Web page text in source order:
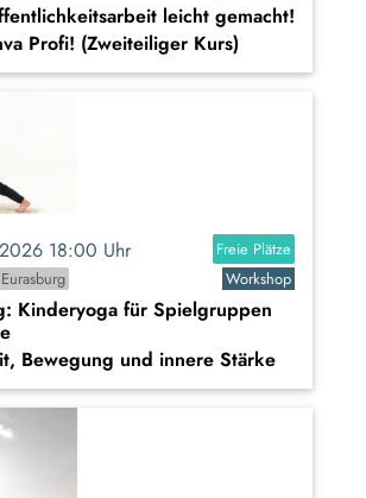
leicht gemacht!
Profi! (Zweiteiliger Kurs)
18:00 Uhr
Freie Plätze
Workshop
Kinderyoga für Spielgruppen
Bewegung und innere Stärke